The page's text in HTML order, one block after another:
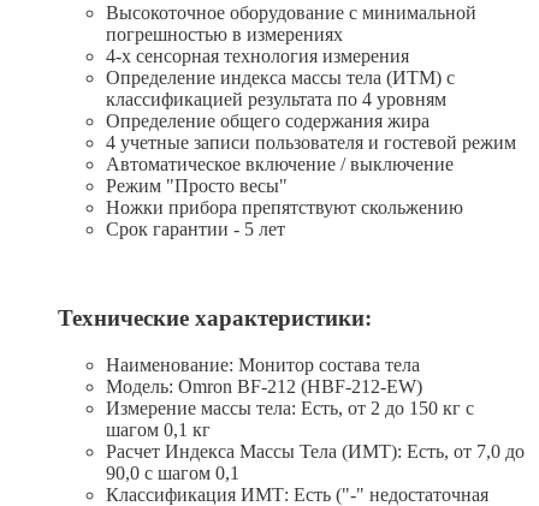
Высокоточное оборудование с минимальной
погрешностью в измерениях
4-х сенсорная технология измерения
Определение индекса массы тела (ИТМ) с
классификацией результата по 4 уровням
Определение общего содержания жира
4 учетные записи пользователя и гостевой режим
Автоматическое включение / выключение
Режим "Просто весы"
Ножки прибора препятствуют скольжению
Срок гарантии - 5 лет
Технические характеристики:
Наименование: Монитор состава тела
Модель: Omron BF-212 (HBF-212-EW)
Измерение массы тела: Есть, от 2 до 150 кг с
шагом 0,1 кг
Расчет Индекса Массы Тела (ИМТ): Есть, от 7,0 до
90,0 с шагом 0,1
Классификация ИМТ: Есть ("-" недостаточная